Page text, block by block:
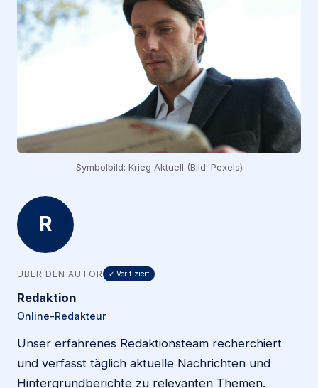
Symbolbild: Krieg Aktuell (Bild: Pexels)
R
ÜBER DEN AUTOR ✓ Verifiziert
Redaktion
Online-Redakteur
Unser erfahrenes Redaktionsteam recherchiert
und verfasst täglich aktuelle Nachrichten und
Hintergrundberichte zu relevanten Themen.